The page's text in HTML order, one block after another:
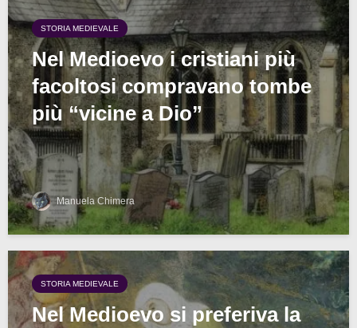
STORIA MEDIEVALE
Nel Medioevo i cristiani più
facoltosi compravano tombe
più “vicine a Dio”
Manuela Chimera
STORIA MEDIEVALE
Nel Medioevo si preferiva la